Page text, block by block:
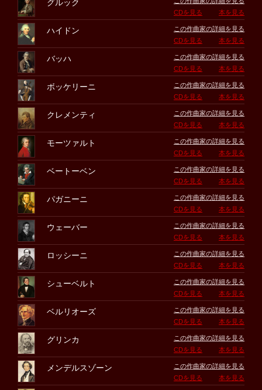
グルック
CDを見る
本を見る
ハイドン
この作曲家の詳細を見る
CDを見る
本を見る
バッハ
この作曲家の詳細を見る
CDを見る
本を見る
ボッケリーニ
この作曲家の詳細を見る
CDを見る
本を見る
クレメンティ
この作曲家の詳細を見る
CDを見る
本を見る
モーツァルト
この作曲家の詳細を見る
CDを見る
本を見る
ベートーベン
この作曲家の詳細を見る
CDを見る
本を見る
パガニーニ
この作曲家の詳細を見る
CDを見る
本を見る
ウェーバー
この作曲家の詳細を見る
CDを見る
本を見る
ロッシーニ
この作曲家の詳細を見る
CDを見る
本を見る
シューベルト
この作曲家の詳細を見る
CDを見る
本を見る
ベルリオーズ
この作曲家の詳細を見る
CDを見る
本を見る
グリンカ
この作曲家の詳細を見る
CDを見る
本を見る
メンデルスゾーン
この作曲家の詳細を見る
CDを見る
本を見る